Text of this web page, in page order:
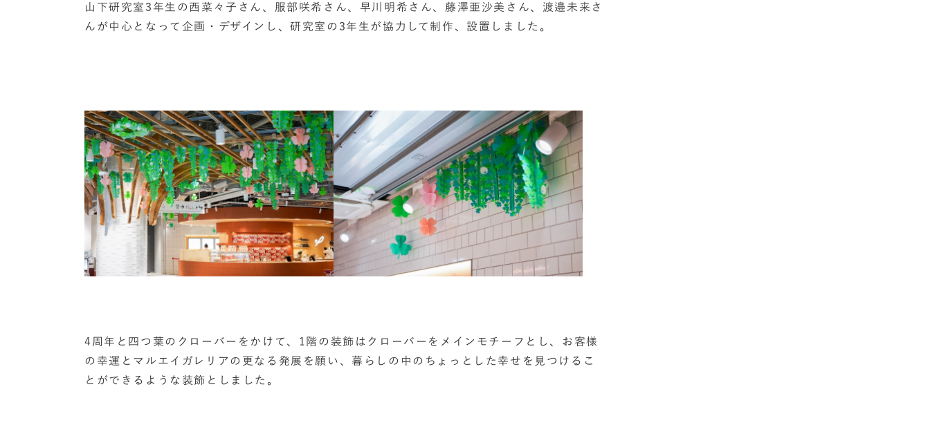
山下研究室3年生の西菜々子さん、服部咲希さん、早川明希さん、藤澤亜沙美さん、渡邉未来さ
んが中心となって企画・デザインし、研究室の3年生が協力して制作、設置しました。
4周年と四つ葉のクローバーをかけて、1階の装飾はクローバーをメインモチーフとし、お客様
の幸運とマルエイガレリアの更なる発展を願い、暮らしの中のちょっとした幸せを見つけるこ
とができるような装飾としました。